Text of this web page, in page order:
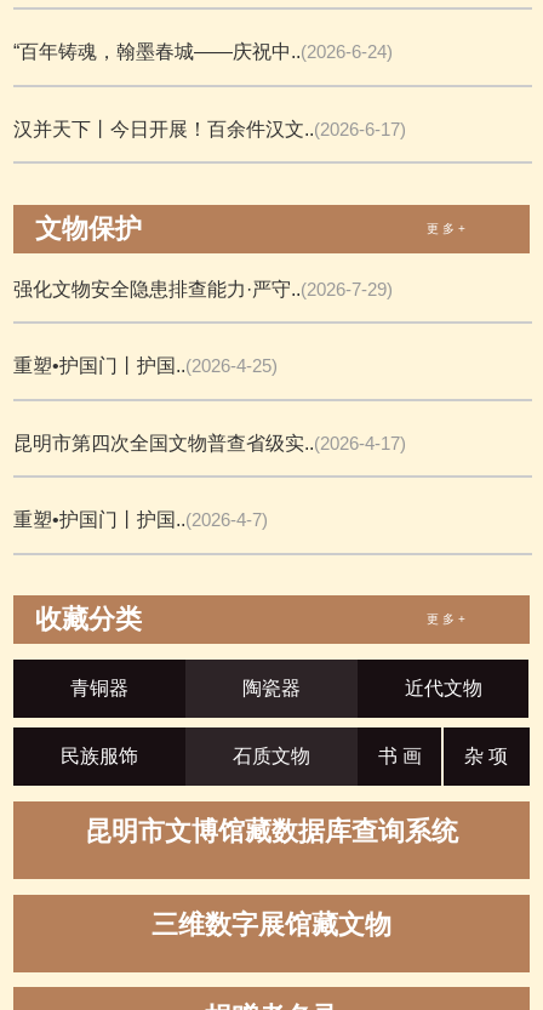
“百年铸魂，翰墨春城——庆祝中..(2026-6-24)
汉并天下丨今日开展！百余件汉文..(2026-6-17)
文物保护 更 多 +
强化文物安全隐患排查能力·严守..(2026-7-29)
重塑•护国门丨护国..(2026-4-25)
昆明市第四次全国文物普查省级实..(2026-4-17)
重塑•护国门丨护国..(2026-4-7)
收藏分类 更 多 +
青铜器 陶瓷器 近代文物
民族服饰 石质文物 书 画 杂 项
昆明市文博馆藏数据库查询系统
三维数字展馆藏文物